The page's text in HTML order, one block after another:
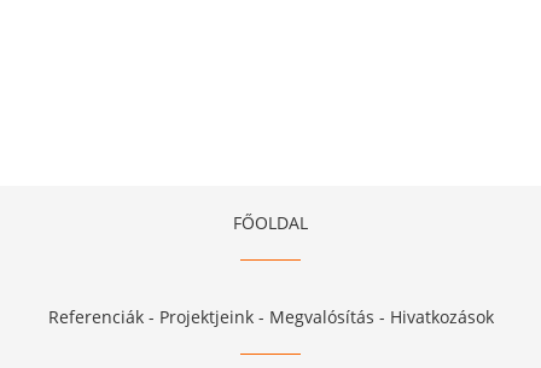
FŐOLDAL
Referenciák - Projektjeink - Megvalósítás - Hivatkozások